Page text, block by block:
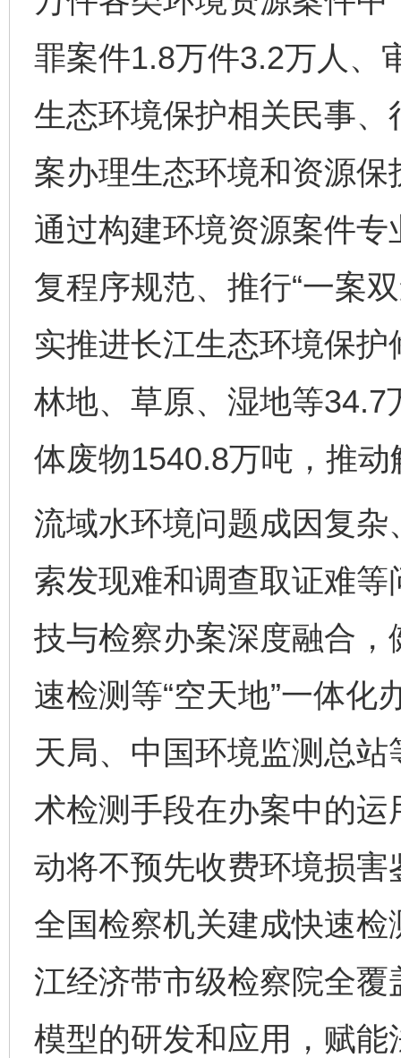
罪案件1.8万件3.2万人、
生态环境保护相关民事
案办理生态环境和资源
通过构建环境资源案件
复程序规范、推行“一案
实推进长江生态环境保
林地、草原、湿地等
体废物1540.8万吨，推
流域水环境问题成因复
索发现难和调查取证难
技与检察办案深度融合
速检测等“空天地”一体
天局、中国环境监测总
术检测手段在办案中的
动将不预先收费环境损
全国检察机关建成快速
江经济带市级检察院全
模型的研发和应用，赋